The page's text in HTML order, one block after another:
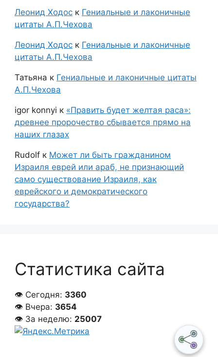
Леонид Ходос к Гениальные и лаконичные
цитаты А.П.Чехова
Леонид Ходос к Гениальные и лаконичные
цитаты А.П.Чехова
Татьяна к Гениальные и лаконичные цитаты
А.П.Чехова
igor konnyi к «Править будет желтая раса»:
древнее пророчество сбывается прямо на
наших глазах
Rudolf к Может ли быть гражданином
Израиля еврей или араб, не признающий
само существование Израиля, как
еврейского и демократического
государства?
Статистика сайта
👁 Сегодня: 3360
👁 Вчера: 3654
👁 За неделю: 25007